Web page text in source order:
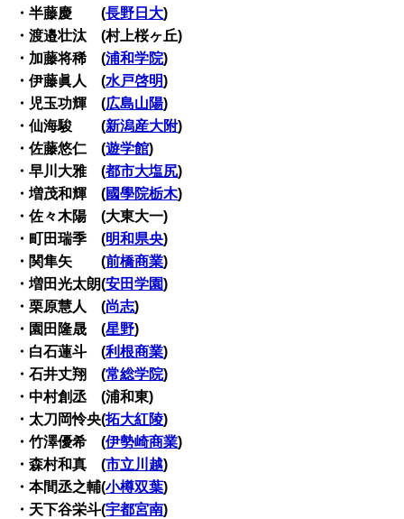
・半藤慶 (長野日大)
・渡邉壮汰 (村上桜ヶ丘)
・加藤将稀 (浦和学院)
・伊藤眞人 (水戸啓明)
・児玉功輝 (広島山陽)
・仙海駿 (新潟産大附)
・佐藤悠仁 (遊学館)
・早川大雅 (都市大塩尻)
・増茂和輝 (國學院栃木)
・佐々木陽 (大東大一)
・町田瑞季 (明和県央)
・関隼矢 (前橋商業)
・増田光太朗(安田学園)
・栗原慧人 (尚志)
・園田隆晟 (星野)
・白石蓮斗 (利根商業)
・石井丈翔 (常総学院)
・中村創丞 (浦和東)
・太刀岡怜央(拓大紅陵)
・竹澤優希 (伊勢崎商業)
・森村和真 (市立川越)
・本間丞之輔(小樽双葉)
・天下谷栄斗(宇都宮南)